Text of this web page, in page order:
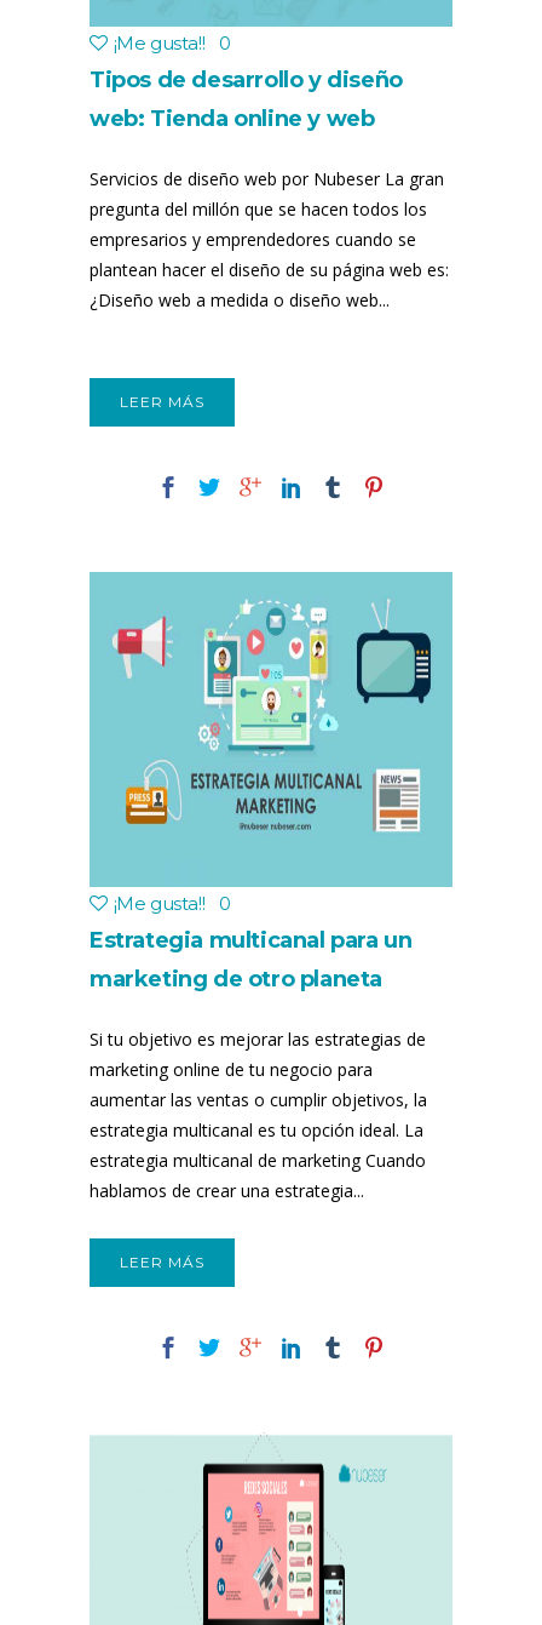
¡Me gusta!! 0
Tipos de desarrollo y diseño
web: Tienda online y web
Servicios de diseño web por Nubeser La gran
pregunta del millón que se hacen todos los
empresarios y emprendedores cuando se
plantean hacer el diseño de su página web es:
¿Diseño web a medida o diseño web...
LEER MÁS
¡Me gusta!! 0
Estrategia multicanal para un
marketing de otro planeta
Si tu objetivo es mejorar las estrategias de
marketing online de tu negocio para
aumentar las ventas o cumplir objetivos, la
estrategia multicanal es tu opción ideal. La
estrategia multicanal de marketing Cuando
hablamos de crear una estrategia...
LEER MÁS